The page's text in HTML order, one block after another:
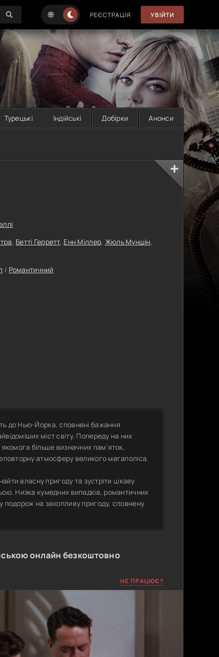
РЕЄСТРАЦІЯ УВІЙТИ
Турецькі Індійські Добірки Анонси
, Бетті Герретт, Енн Міллер, Жюль Муншін,
/ Романтичний
до Нью-Йорка, сповнені бажання
міст світу. Попереду на них
більше визначних пам’яток,
атмосферу великого мегаполіса.
власну пригоду та зустріти цікаву
Низка кумедних випадків, романтичних
подорож на захопливу пригоду, сповнену
онлайн безкоштовно
НЕ ПРАЦЮЄ?